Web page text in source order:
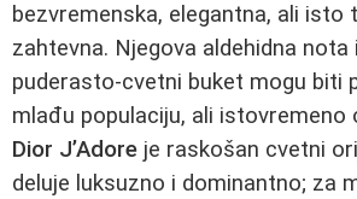
bezvremenska, elegantna, ali isto
zahtevna. Njegova aldehidna nota i
puderasto‑cvetni buket mogu biti
mlađu populaciju, ali istovremeno
Dior J’Adore je raskošan cvetni
deluje luksuzno i dominantno; za